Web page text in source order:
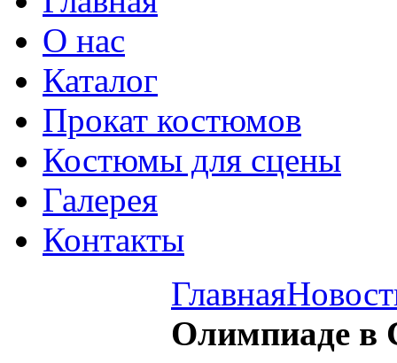
О нас
Каталог
Прокат костюмов
Костюмы для сцены
Галерея
Контакты
Главная
Олимпиаде в